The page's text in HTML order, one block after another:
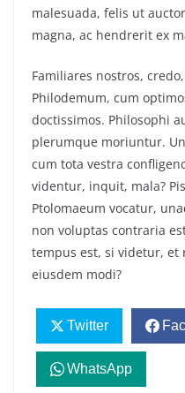
malesuada, felis ut
magna, ac hendrerit ex
Familiares nostros,
Philodemum, cum
doctissimos. Philosophi
plerumque moriuntur.
cum tota vestra
videntur, inquit, mala?
Ptolomaeum vocatur,
non voluptas contraria
tempus est, si videtur, et
eiusdem modi?
Twitter
WhatsApp